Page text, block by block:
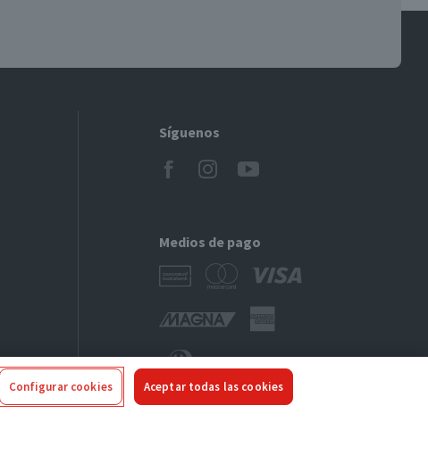
Síguenos
Medios de pago
Configurar cookies Aceptar todas las cookies